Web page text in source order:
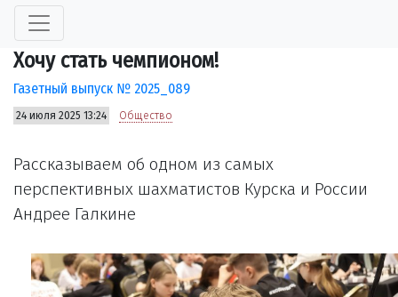
Хочу стать чемпионом!
Газетный выпуск № 2025_089
24 июля 2025 13:24 Общество
Рассказываем об одном из самых
перспективных шахматистов Курска и России
Андрее Галкине